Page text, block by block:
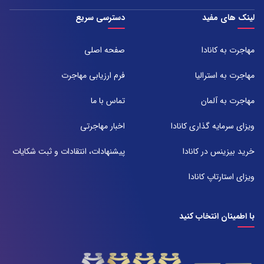
تلفن:
051-31737000
شعبه 1
آدرس:
تلفن:
شعبه 2
تلفن:
لینک های مفید
مهاجرت به کانادا
مهاجرت به استرالیا
مهاجرت به آلمان
ویزای سرمایه گذاری کانادا
خرید بیزینس در کانادا
ویزای استارتاپ کانادا
دسترسی سریع
صفحه اصلی
فرم ارزیابی مهاجرت
تماس با ما
اخبار مهاجرتی
پیشنهادات، انتقادات و ثبت شکایات
با اطمینان انتخاب کنید